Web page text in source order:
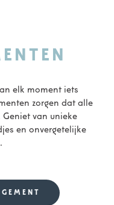
ENTEN
elk moment iets
zorgen dat alle
van unieke
en onvergetelijke